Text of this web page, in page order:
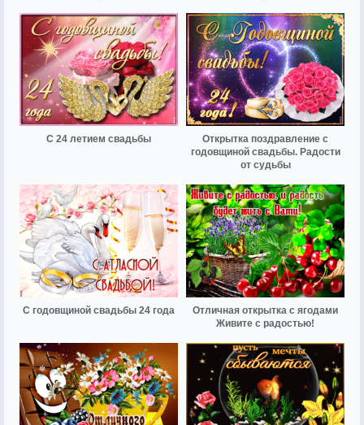
С 24 летием свадьбы
Открытка поздравление с
годовщиной свадьбы. Радости
от судьбы
С годовщиной свадьбы 24 года
Отличная открытка с ягодами
Живите с радостью!